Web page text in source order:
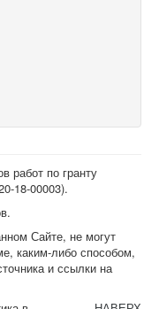
работ по гранту
18-00003).
Сайте, не могут
каким-либо способом,
и ссылки на